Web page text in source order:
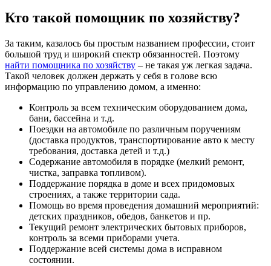
Кто такой помощник по хозяйству?
За таким, казалось бы простым названием профессии, стоит
большой труд и широкий спектр обязанностей. Поэтому
найти помощника по хозяйству – не такая уж легкая задача.
Такой человек должен держать у себя в голове всю
информацию по управлению домом, а именно:
Контроль за всем техническим оборудованием дома,
бани, бассейна и т.д.
Поездки на автомобиле по различным поручениям
(доставка продуктов, транспортирование авто к месту
требования, доставка детей и т.д.)
Содержание автомобиля в порядке (мелкий ремонт,
чистка, заправка топливом).
Поддержание порядка в доме и всех придомовых
строениях, а также территории сада.
Помощь во время проведения домашний мероприятий:
детских праздников, обедов, банкетов и пр.
Текущий ремонт электрических бытовых приборов,
контроль за всеми приборами учета.
Поддержание всей системы дома в исправном
состоянии.